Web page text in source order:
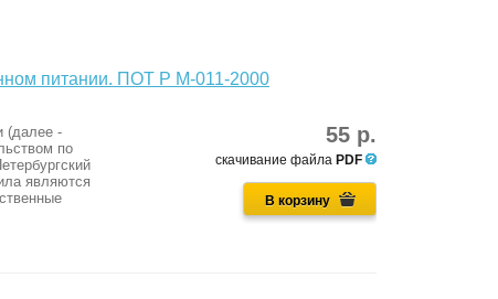
питании. ПОТ Р М-011-2000
55 р.
скачивание файла PDF
В корзину
(далее -
по
являются